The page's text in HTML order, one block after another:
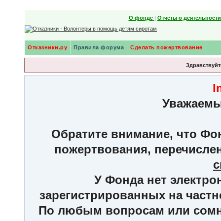
О фонде | Отчеты о
Отказники.ру Правила форума Сделать пожертвование
Обратите внимание, что
пожертвования,
У Фонда нет
зарегистрированных на
По любым вопросам или